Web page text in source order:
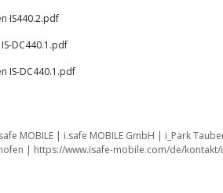
IS440.2.pdf
DC440.1.pdf
IS-DC440.1.pdf
MOBILE | i.safe MOBILE GmbH | i_Park
| https://www.isafe-mobile.com/de/kontakt/